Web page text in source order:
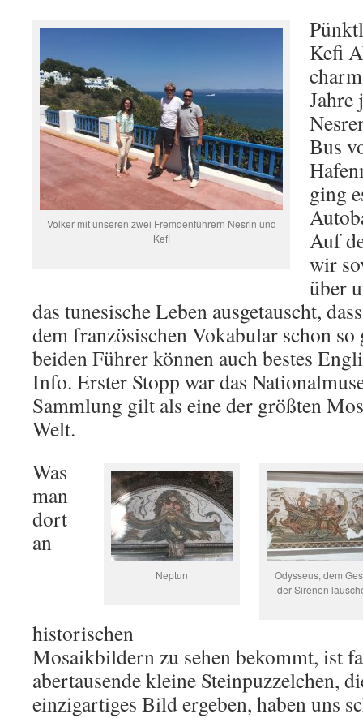
Volker mit unseren zwei Fremdenführern Nesrin und
Kefi
Kefi
Jahre
Bus
ging
Auf
wir
über
das tunesische Leben ausgetauscht,
dem französischen Vokabular schon so
beiden Führer können auch bestes
Info. Erster Stopp war das
Sammlung gilt als eine der größten
Welt.
Odysseus, dem
der Sirenen
Neptun
Was
man
dort
an
historischen
Mosaikbildern zu sehen bekommt, ist
abertausende kleine Steinpuzzelchen,
einzigartiges Bild ergeben, haben uns